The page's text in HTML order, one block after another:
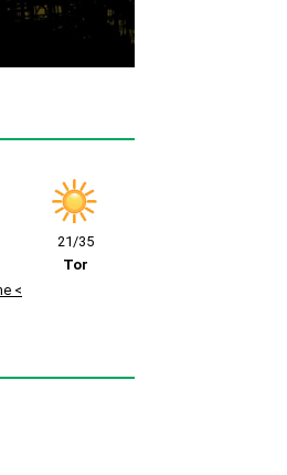
21/35
Tor
<